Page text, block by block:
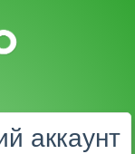
аккаунт